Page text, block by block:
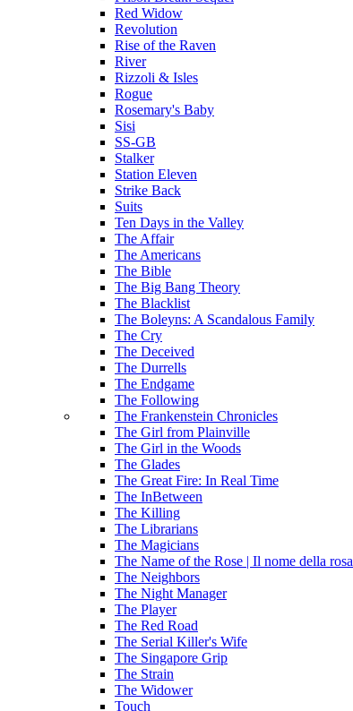
Red Widow
Revolution
Rise of the Raven
River
Rizzoli & Isles
Rogue
Rosemary's Baby
Sisi
SS-GB
Stalker
Station Eleven
Strike Back
Suits
Ten Days in the Valley
The Affair
The Americans
The Bible
The Big Bang Theory
The Blacklist
The Boleyns: A Scandalous Family
The Cry
The Deceived
The Durrells
The Endgame
The Following
The Frankenstein Chronicles
The Girl from Plainville
The Girl in the Woods
The Glades
The Great Fire: In Real Time
The InBetween
The Killing
The Librarians
The Magicians
The Name of the Rose | Il nome della rosa
The Neighbors
The Night Manager
The Player
The Red Road
The Serial Killer's Wife
The Singapore Grip
The Strain
The Widower
Touch